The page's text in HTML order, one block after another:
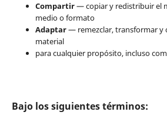
Compartir— copiar y redistribuir el
medio o formato
Adaptar— remezclar, transformar y
material
para cualquier propósito, incluso
Bajo los siguientes términos: